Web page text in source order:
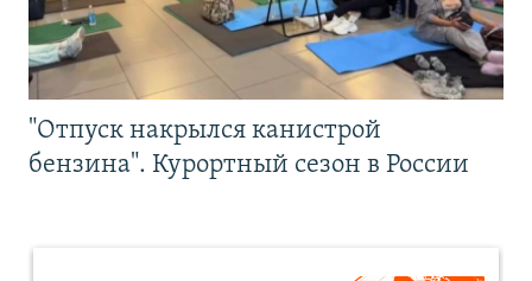
"Отпуск накрылся канистрой
бензина". Курортный сезон в России